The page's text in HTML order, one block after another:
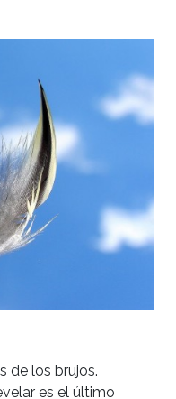
de los brujos.
es el último